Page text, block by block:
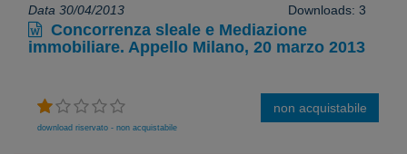
Data 30/04/2013
Downloads: 3
Concorrenza sleale e Mediazione
immobiliare. Appello Milano, 20 marzo 2013
download riservato - non acquistabile
non acquistabile